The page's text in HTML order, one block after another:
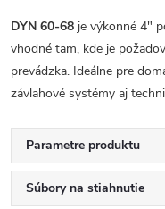
DYN 60-68 je výkonné 4"
vhodné tam, kde je
prevádzka. Ideálne pre
závlahové systémy aj
Parametre produktu
Súbory na stiahnutie